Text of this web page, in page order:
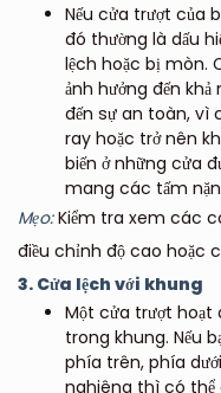
Nếu cửa trượt của
đó thường là dấu
lệch hoặc bị mòn.
ảnh hưởng đến
đến sự an toàn, vì
ray hoặc trở nên
biến ở những cửa
mang các tấm
Mẹo:Kiểm tra xem các
điều chỉnh độ cao hoặc
3. Cửa lệch với khung
Một cửa trượt hoạt
trong khung. Nếu
phía trên, phía
nghiêng thì có thể